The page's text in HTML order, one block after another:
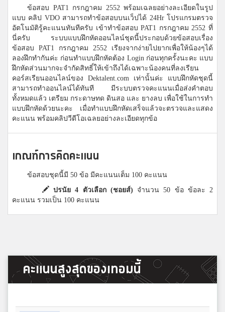
ข้อสอบ PAT1 กรกฎาคม 2552 พร้อมเฉลยอย่างละเอียดในรูป
แบบ คลิป VDO สามารถทำข้อสอบบนเว็ปได้ 24Hr โปรแกรมตรวจ
อัตโนมัติรู้คะแนนทันทีครับ เข้าทำข้อสอบ PAT1 กรกฎาคม 2552 ที่
นี่ครับ ระบบแบบฝึกหัดออนไลน์ชุดนี้ประกอบด้วยข้อสอบเรื่อง
ข้อสอบ PAT1 กรกฎาคม 2552 เรียงจากง่ายไปยากเพื่อให้น้องๆได้
ลองฝึกทำกันค่ะ ก่อนทำแบบฝึกหัดต้อง Login ก่อนทุกครั้งนะคะ แบบ
ฝึกหัดส่วนมากจะจำกัดสิทธิ์ให้เข้าถึงได้เฉพาะน้องคนที่ลงเรียน
คอร์สเรียนออนไลน์ของ Dektalent.com เท่านั้นค่ะ แบบฝึกหัดชุดนี้
สามารถทำออนไลน์ได้ทันที มีระบบตรวจคะแนนเมื่อส่งคำตอบ
ทั้งหมดแล้ว เตรียม กระดาษทด ดินสอ และ ยางลบ เพื่อใช้ในการทำ
แบบฝึกหัดด้วยนะคะ เมื่อทำแบบฝึกหัดเสร็จแล้วจะตรวจและแสดง
คะแนน พร้อมคลิปวีดีโอเฉลยอย่างละเอียดทุกข้อ
เกณฑ์การคิดคะแนน
ข้อสอบชุดนี้มี 50 ข้อ มีคะแนนเต็ม 100 คะแนน
ปรนัย 4 ตัวเลือก (ชอยส์) จำนวน 50 ข้อ ข้อละ 2
คะแนน รวมเป็น 100 คะแนน
คะแนนสูงสุดของเทอมนี้